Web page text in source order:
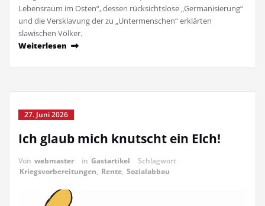
Lebensraum im Osten“, dessen rücksichtslose „Germanisierung“
und die Versklavung der zu „Untermenschen“ erklärten
slawischen Völker.
Weiterlesen
27. Juni 2026
Ich glaub mich knutscht ein Elch!
Von webmaster in Gastartikel
Schlagwort
Kriegsvorbereitungen, Rente, Sozialabbau